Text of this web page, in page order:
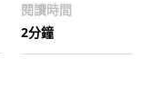
閱讀時間
2分鐘